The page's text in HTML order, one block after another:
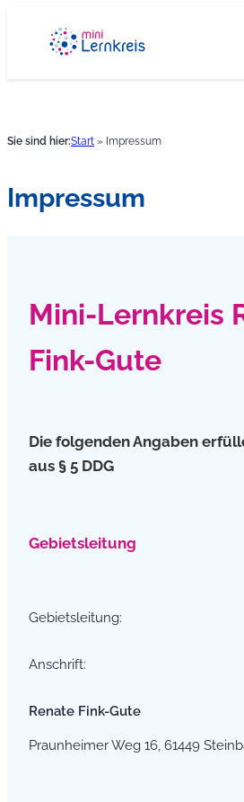
springen
Sie sind hier:Start » Impressum
Impressum
Mini-Lernkreis
Fink-Gute
Die folgenden Angaben
aus § 5 DDG
Gebietsleitung
Gebietsleitung:
Anschrift:
Renate Fink-Gute
Praunheimer Weg 16, 61449